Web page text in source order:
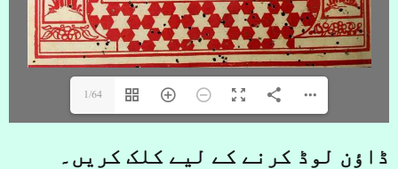
1/64
ڈاؤن لوڈ کرنے کے لیے کلک کریں۔